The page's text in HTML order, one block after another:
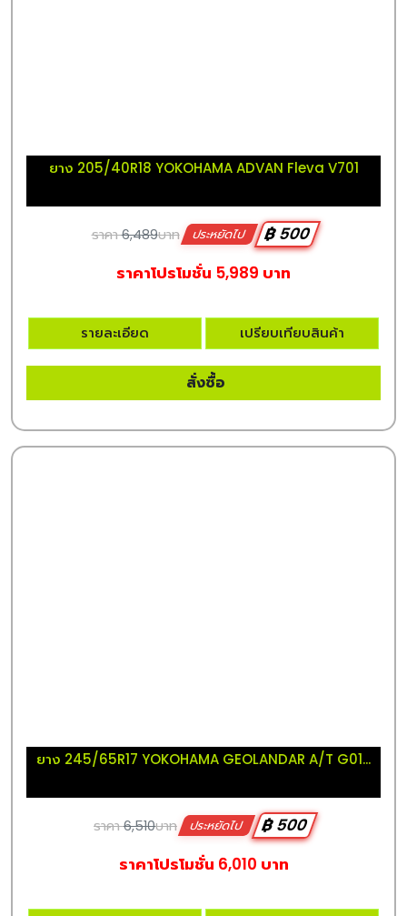
ยาง 205/40R18 YOKOHAMA ADVAN Fleva V701
ราคา6,489บาท ประหยัดไป
฿ 500
ราคาโปรโมชั่น 5,989 บาท
รายละเอียด เปรียบเทียบสินค้า
สั่งซื้อ
ยาง 245/65R17 YOKOHAMA GEOLANDAR A/T G01...
ราคา6,510บาท ประหยัดไป
฿ 500
ราคาโปรโมชั่น 6,010 บาท